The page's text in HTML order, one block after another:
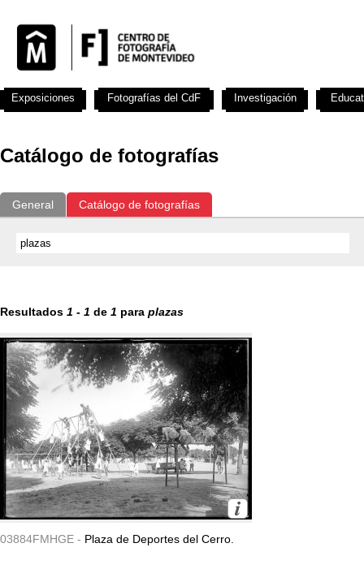
Catálogo de fotografías
General Catálogo de fotografías
Resultados 1 - 1 de 1 para plazas
03884FMHGE - Plaza de Deportes del Cerro.
Exposiciones Fotografías del CdF Investigación